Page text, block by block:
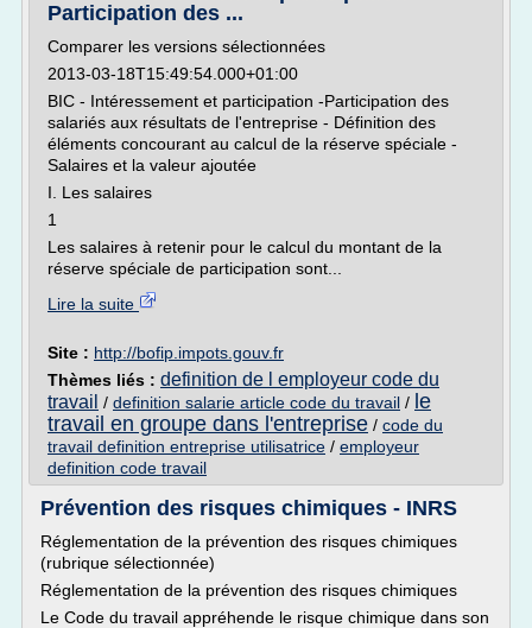
Participation des ...
Comparer les versions sélectionnées
2013-03-18T15:49:54.000+01:00
BIC - Intéressement et participation -Participation des
salariés aux résultats de l'entreprise - Définition des
éléments concourant au calcul de la réserve spéciale -
Salaires et la valeur ajoutée
I. Les salaires
1
Les salaires à retenir pour le calcul du montant de la
réserve spéciale de participation sont...
Lire la suite
Site : http://bofip.impots.gouv.fr
Thèmes liés : definition de l employeur code du
travail / definition salarie article code du travail / le
travail en groupe dans l'entreprise / code du
travail definition entreprise utilisatrice / employeur
definition code travail
Prévention des risques chimiques - INRS
Réglementation de la prévention des risques chimiques
(rubrique sélectionnée)
Réglementation de la prévention des risques chimiques
Le Code du travail appréhende le risque chimique dans son